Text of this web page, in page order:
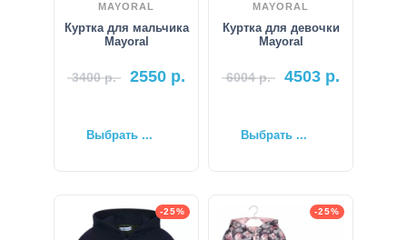
MAYORAL
Куртка для мальчика
Mayoral
3400р. 2550 р.
Выбрать ...
MAYORAL
Куртка для девочки
Mayoral
6004р. 4503 р.
Выбрать ...
-25% -25%